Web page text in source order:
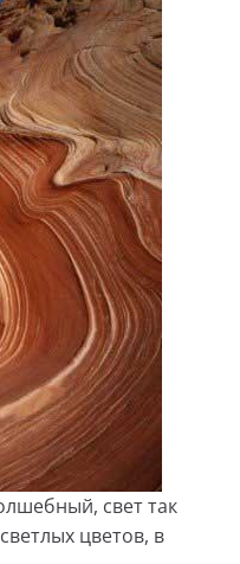
свет так
цветов, в